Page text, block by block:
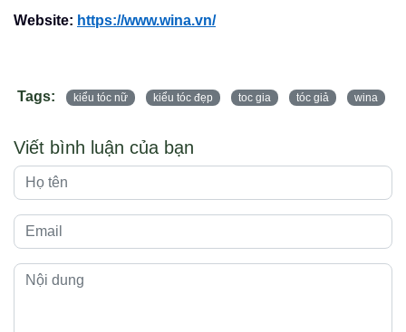
Website: https://www.wina.vn/
Tags: kiểu tóc nữ kiểu tóc đẹp toc gia tóc giả wina
Viết bình luận của bạn